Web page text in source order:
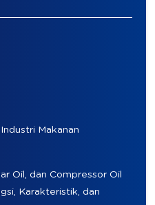
Makanan
Oil, dan Compressor Oil
Karakteristik, dan